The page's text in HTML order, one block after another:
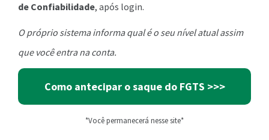
de Confiabilidade, após login.
O próprio sistema informa qual é o seu nível atual assim
que você entra na conta.
Como antecipar o saque do FGTS >>>
*Você permanecerá nesse site*